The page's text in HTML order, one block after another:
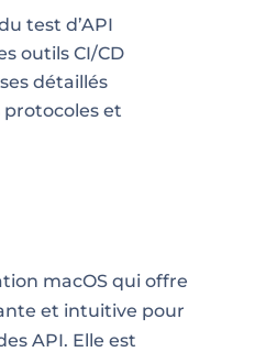
test d’API
outils CI/CD
détaillés
et
macOS qui offre
et intuitive pour
API. Elle est